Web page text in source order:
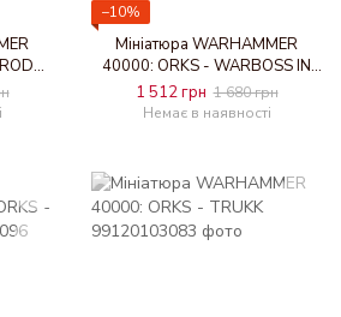
−10%
Мініатюра WARHAMMER
40000: ORKS - WARBOSS IN
MEGA ARMOUR
1 512 грн 1 680 грн
Немає в наявності